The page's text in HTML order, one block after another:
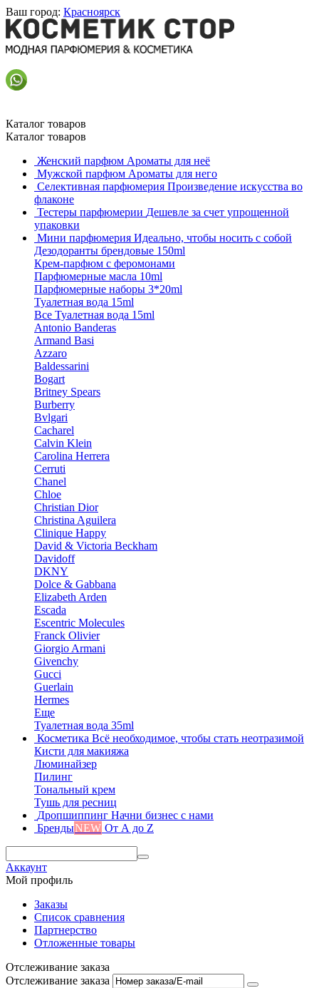
Ваш город: Красноярск
Каталог товаров
Каталог товаров
Женский парфюм Ароматы для неё
Мужской парфюм Ароматы для него
Селективная парфюмерия Произведение искусства во
флаконе
Тестеры парфюмерии Дешевле за счет упрощенной
упаковки
Мини парфюмерия Идеально, чтобы носить с собой
Дезодоранты брендовые 150ml
Крем-парфюм с феромонами
Парфюмерные масла 10ml
Парфюмерные наборы 3*20ml
Туалетная вода 15ml
Все Туалетная вода 15ml
Antonio Banderas
Armand Basi
Azzaro
Baldessarini
Bogart
Britney Spears
Burberry
Bvlgari
Cacharel
Calvin Klein
Carolina Herrera
Cerruti
Chanel
Chloe
Christian Dior
Christina Aguilera
Clinique Happy
David & Victoria Beckham
Davidoff
DKNY
Dolce & Gabbana
Elizabeth Arden
Escada
Escentric Molecules
Franck Olivier
Giorgio Armani
Givenchy
Gucci
Guerlain
Hermes
Еще
Туалетная вода 35ml
Косметика Всё необходимое, чтобы стать неотразимой
Кисти для макияжа
Люминайзер
Пилинг
Тональный крем
Тушь для ресниц
Дропшиппинг Начни бизнес с нами
БрендыNEW От А до Z
Аккаунт
Мой профиль
Заказы
Список сравнения
Партнерство
Отложенные товары
Отслеживание заказа
Отслеживание заказа